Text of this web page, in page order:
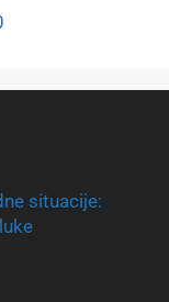
situacije: